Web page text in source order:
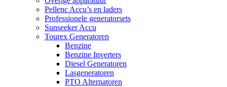
Pellenc Accu’s en laders
Professionele generatorsets
Sunseeker Accu
Tourex Generatoren
Benzine
Benzine Inverters
Diesel Generatoren
Lasgeneratoren
PTO Alternatoren